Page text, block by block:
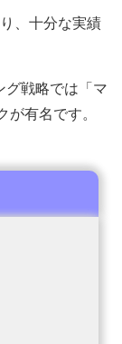
、十分な実績
グ戦略では「マ
有名です。